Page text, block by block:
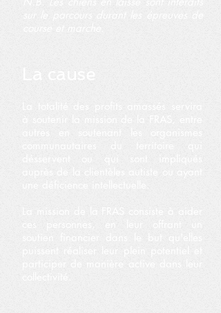
sur le parcours durant les épreuves de
course et marche.
​La cause
La totalité des profits amassés servira
à soutenir la mission de la FRAS, entre
autres en soutenant les organismes
communautaires du territoire qui
désservent ou qui sont impliqués
auprès de la clientèles autiste ou ayant
une déficience intellectuelle.
La mission de la FRAS consiste à aider
ces personnes, en leur offrant un
soutien financier dans le but qu'elles
puissent réaliser leur plein potentiel et
participer de manière active dans leur
collectivité.